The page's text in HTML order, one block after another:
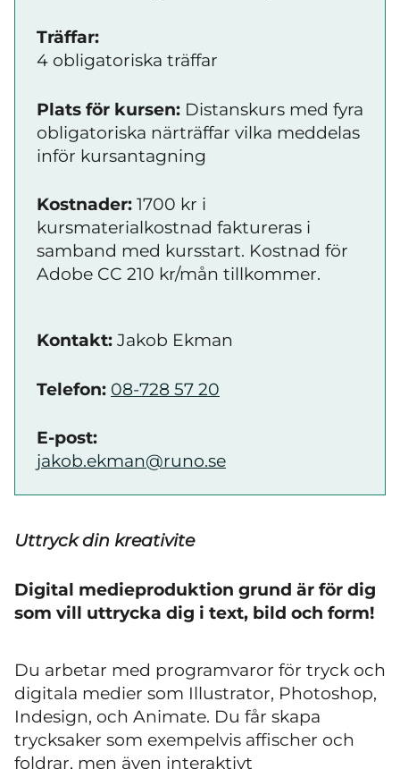
Träffar:
4 obligatoriska träffar
Plats för kursen: Distanskurs med fyra
obligatoriska närträffar vilka meddelas
inför kursantagning
Kostnader: 1700 kr i
kursmaterialkostnad faktureras i
samband med kursstart. Kostnad för
Adobe CC 210 kr/mån tillkommer.
Kontakt: Jakob Ekman
Telefon: 08-728 57 20
E-post:
jakob.ekman@runo.se
Uttryck din kreativite
Digital medieproduktion grund är för dig
som vill uttrycka dig i text, bild och form!
Du arbetar med programvaror för tryck och
digitala medier som Illustrator, Photoshop,
Indesign, och Animate. Du får skapa
trycksaker som exempelvis affischer och
foldrar, men även interaktivt